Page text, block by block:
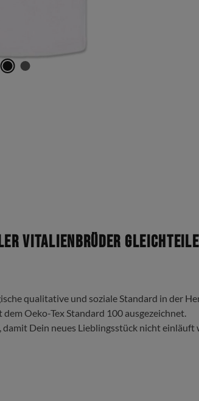
Vitalienbrüder
qualitative und soziale Standard in der
Oeko-Tex Standard 100 ausgezeichnet.
Dein neues Lieblingsstück nicht einläuft